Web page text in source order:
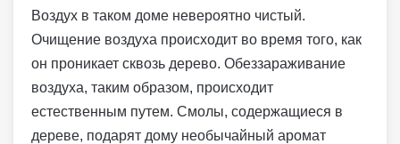
Воздух в таком доме невероятно чистый.
Очищение воздуха происходит во время того, как
он проникает сквозь дерево. Обеззараживание
воздуха, таким образом, происходит
естественным путем. Смолы, содержащиеся в
дереве, подарят дому необычайный аромат